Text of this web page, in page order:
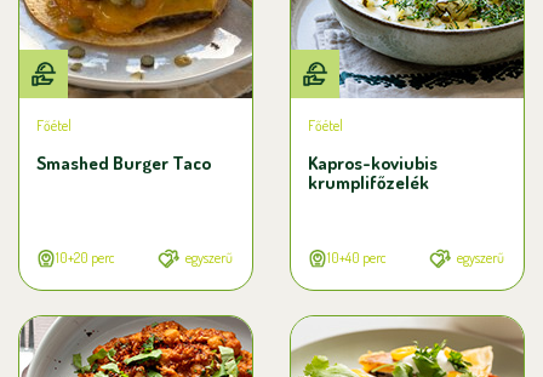
Főétel
Smashed Burger Taco
10+20 perc egyszerű
Főétel
Kapros-koviubis
krumplifőzelék
10+40 perc egyszerű